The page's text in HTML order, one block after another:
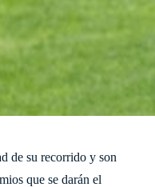
de su recorrido y son
que se darán el